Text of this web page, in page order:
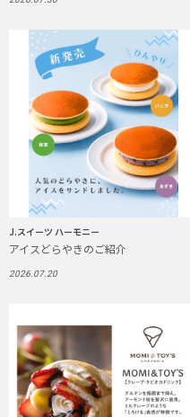
J.スイーツ ハーモニー
アイスどらやきのご紹介
2026.07.20